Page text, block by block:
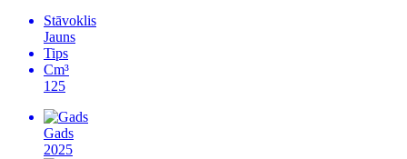
Stāvoklis
Jauns
Tips
Cm³
125
Gads
2025